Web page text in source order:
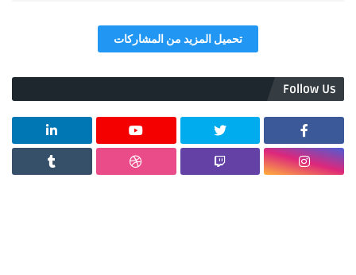
تحميل المزيد من المشاركات
Follow Us